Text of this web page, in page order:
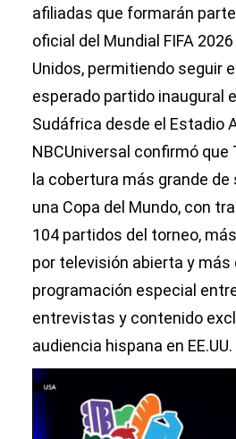
afiliadas que formarán
oficial del Mundial FIFA
Unidos, permitiendo seguir
esperado partido inaugural
Sudáfrica desde el Estadio
NBCUniversal confirmó
la cobertura más grande
una Copa del Mundo, con
104 partidos del torneo,
por televisión abierta y más
programación especial
entrevistas y contenido
audiencia hispana en EE.UU.